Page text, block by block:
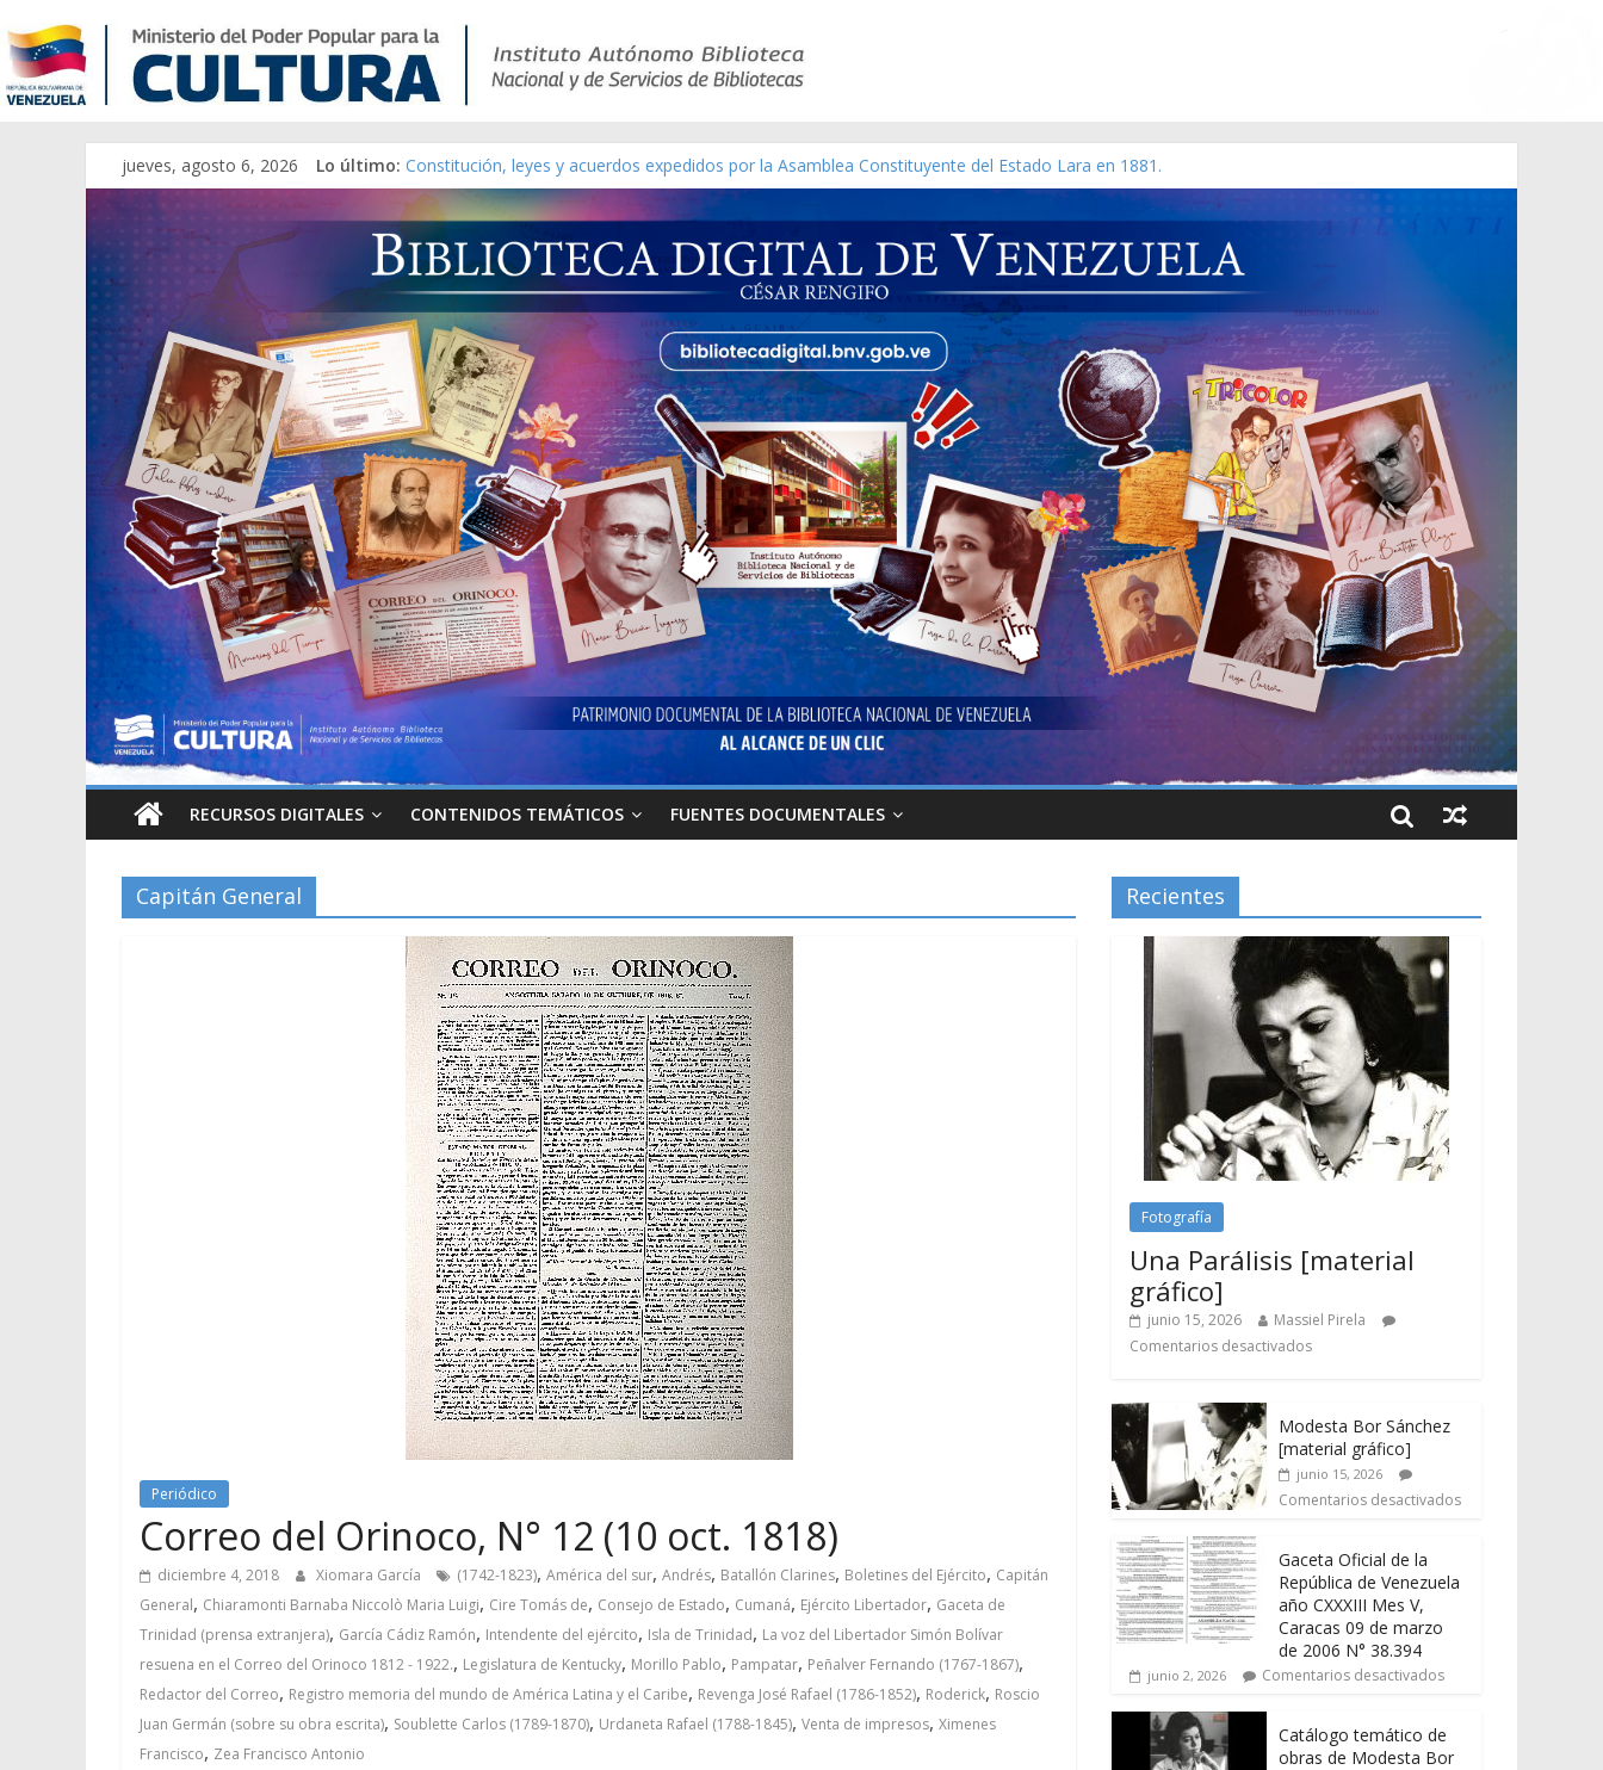
jueves, agosto 6, 2026 Lo último: Constitución, leyes y acuerdos expedidos por la Asamblea Constituyente del Estado Lara en 1881.
Una Parálisis [material gráfico]
Modesta Bor Sánchez [material gráfico]
Gaceta Oficial de la República de Venezuela año CXXXIII Mes V, Caracas 09 de marzo de 2006 N° 38.394
Catálogo temático de obras de Modesta Bor
RECURSOS DIGITALES CONTENIDOS TEMÁTICOS FUENTES DOCUMENTALES
Capitán General
Periódico
Correo del Orinoco, N° 12 (10 oct. 1818)
diciembre 4, 2018 Xiomara García (1742-1823), América del sur, Andrés, Batallón Clarines, Boletines del Ejército, Capitán
General, Chiaramonti Barnaba Niccolò Maria Luigi, Cire Tomás de, Consejo de Estado, Cumaná, Ejército Libertador, Gaceta de
Trinidad (prensa extranjera), García Cádiz Ramón, Intendente del ejército, Isla de Trinidad, La voz del Libertador Simón Bolívar
resuena en el Correo del Orinoco 1812 - 1922., Legislatura de Kentucky, Morillo Pablo, Pampatar, Peñalver Fernando (1767-1867),
Redactor del Correo, Registro memoria del mundo de América Latina y el Caribe, Revenga José Rafael (1786-1852), Roderick, Roscio
Juan Germán (sobre su obra escrita), Soublette Carlos (1789-1870), Urdaneta Rafael (1788-1845), Venta de impresos, Ximenes
Francisco, Zea Francisco Antonio
Recientes
Fotografía
Una Parálisis [material
gráfico]
junio 15, 2026
Massiel Pirela
Comentarios desactivados
Modesta Bor Sánchez
[material gráfico]
junio 15, 2026
Comentarios desactivados
Gaceta Oficial de la
República de Venezuela
año CXXXIII Mes V,
Caracas 09 de marzo
de 2006 N° 38.394
junio 2, 2026 Comentarios desactivados
Catálogo temático de
obras de Modesta Bor